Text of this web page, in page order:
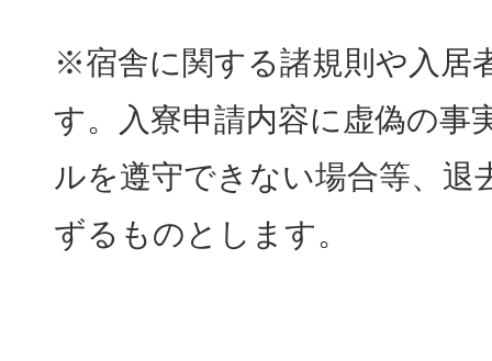
※宿舎に関する諸規則や入居
す。入寮申請内容に虚偽の事
ルを遵守できない場合等、退
ずるものとします。